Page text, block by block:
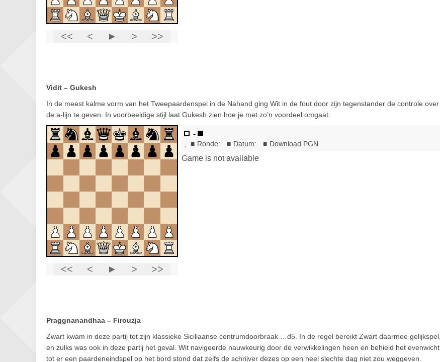
Vidit – Gukesh
In de meest kalme vorm van het Tweepaardenspel in de Nahand ging Wit in de fout door zijn tegenstander de controle over
de a-lijn te geven. In voorbeeldige stijl laat Gukesh zien hoe je met zo’n voordeel omgaat:
Praggnanandhaa – Firouzja
Zwart kwam in deze partij tot zijn klassieke Siciliaanse centrumdoorbraak …d5. In de regel bereikt Zwart daarmee gelijkspel,
en zulks was ook in deze partij het geval. Wit navigeerde nauwkeurig door de verwikkelingen heen en behield het evenwicht
tot er een paardeneindspel op het bord stond dat zelfs de schrijver dezes op een heel slechte dag niet zou weggeven.